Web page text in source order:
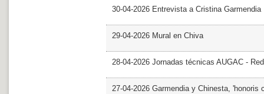
30-04-2026 Entrevista a Cristina Garmendia
29-04-2026 Mural en Chiva
28-04-2026 Jornadas técnicas AUGAC -
27-04-2026 Garmendia y Chinesta, 'honoris